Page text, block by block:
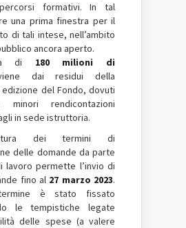
formativi. In tal
una prima finestra per il
di tali intese, nell’ambito
ancora aperto.
di 180 milioni
di
dai residui della
del Fondo, dovuti
rendicontazioni
in sede istruttoria.
dei termini di
delle domande da parte
lavoro permette l’invio di
fino al 27 marzo 2023.
è stato fissato
le tempistiche legate
delle spese (a valere